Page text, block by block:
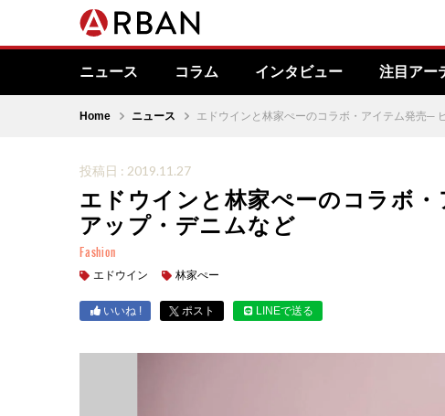
ニュース コラム インタビュー 注目アー
Home ニュース エドウインと林家ぺーのコラボ・アイテム発売─
投稿日 : 2019.11.27
エドウインと林家ぺーのコラボ
アップ・デニムなど
Fashion
エドウイン 林家ぺー
いいね ! ポスト LINEで送る